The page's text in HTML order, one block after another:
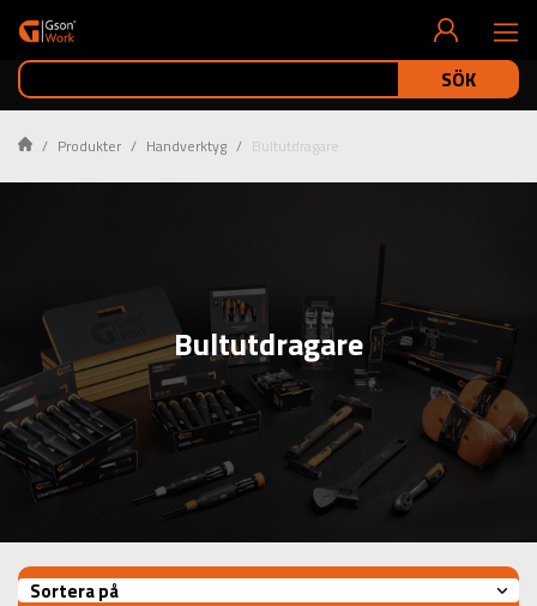
SÖK
Produkter Handverktyg Bultutdragare
Bultutdragare
Sortera på